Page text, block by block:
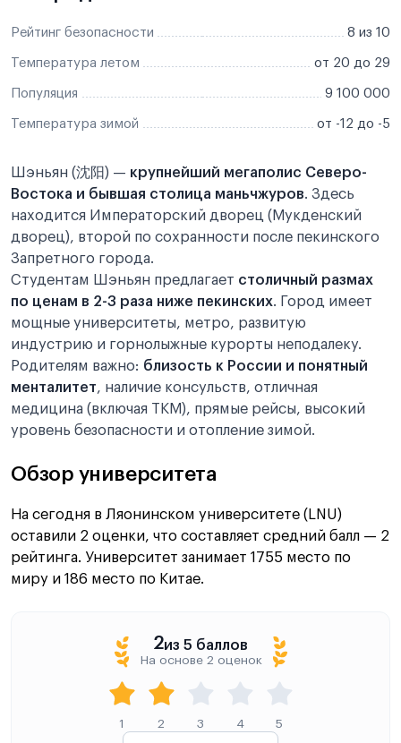
Рейтинг безопасности 8 из 10
Температура летом от 20 до 29
Популяция 9 100 000
Температура зимой от -12 до -5
Шэньян (沈阳) — крупнейший мегаполис Северо-
Востока и бывшая столица маньчжуров. Здесь
находится Императорский дворец (Мукденский
дворец), второй по сохранности после пекинского
Запретного города.
Студентам Шэньян предлагает столичный размах
по ценам в 2-3 раза ниже пекинских. Город имеет
мощные университеты, метро, развитую
индустрию и горнолыжные курорты неподалеку.
Родителям важно: близость к России и понятный
менталитет, наличие консульств, отличная
медицина (включая ТКМ), прямые рейсы, высокий
уровень безопасности и отопление зимой.
Обзор университета
На сегодня в Ляонинском университете (LNU)
оставили 2 оценки, что составляет средний балл — 2
рейтинга. Университет занимает 1755 место по
миру и 186 место по Китае.
1 2 3 4 5
2из 5 баллов
На основе 2 оценок